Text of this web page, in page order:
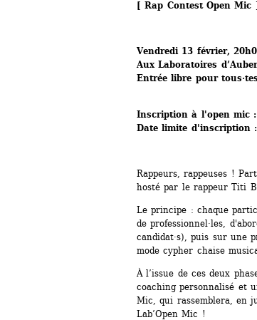
[ Rap Contest Open Mic ]
Vendredi 13 février,
Aux Laboratoires
Entrée libre pour tous·tes
Inscription à l'open mic :
Date limite d'inscription
Rappeurs, rappeuses !
hosté par le rappeur Titi
Le ­principe : chaque
de professionnel·les,
candidat·s), puis sur une
mode cypher chaise
À l’issue de ces deux
coaching personnalisé et
Mic, qui rassemblera, en
Lab’Open Mic !